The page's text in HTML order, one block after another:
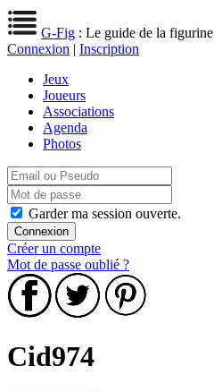
G-Fig : Le guide de la figurine
Connexion | Inscription
Jeux
Joueurs
Associations
Agenda
Photos
Garder ma session ouverte.
Créer un compte
Mot de passe oublié ?
Cid974